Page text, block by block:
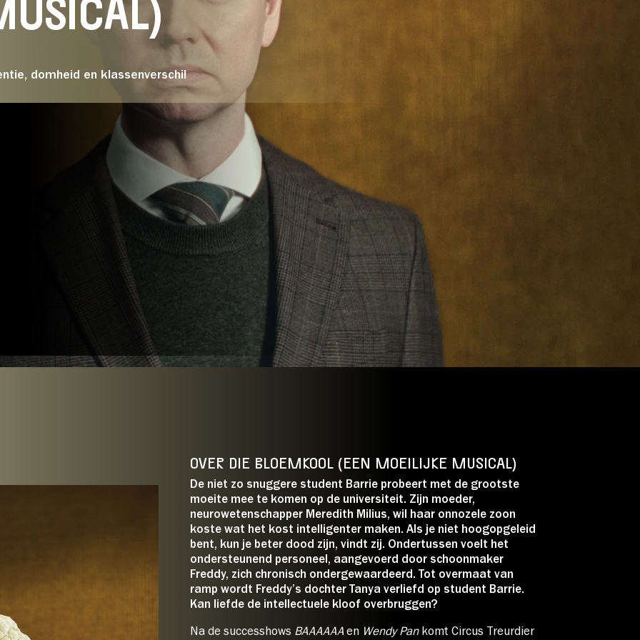
Over Stichting LUX
Nieuws
je tickets:
PRIJZEN*
Normaal:
€ 22,50
LUX Vriend:
€ 19,50
Jongere t/
m 25
jaar/
Student/CJP:
€ 12,00
E: Podium Onbeperkt
26/ 27:
domheid en klassenverschil
OVER DIE BLOEMKOOL (EEN MOEILIJKE MUSICAL)
De niet zo snuggere student Barrie probeert met de grootste
moeite mee te komen op de universiteit. Zijn moeder,
neurowetenschapper Meredith Milius, wil haar onnozele zoon
koste wat het kost intelligenter maken. Als je niet hoogopgeleid
bent, kun je beter dood zijn, vindt zij. Ondertussen voelt het
ondersteunend personeel, aangevoerd door schoonmaker
Freddy, zich chronisch ondergewaardeerd. Tot overmaat van
ramp wordt Freddy’s dochter Tanya verliefd op student Barrie.
Kan liefde de intellectuele kloof overbruggen?
Na de successhows BAAAAAA en Wendy Pankomt Circus Treurdier